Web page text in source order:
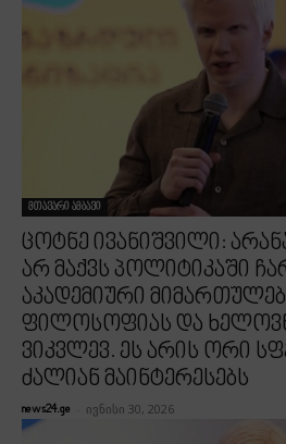
მთავარი ამბავი
ცოტნე ივანიშვილი:
არ მაქვს პოლიტიკაში
აკადემიური
ფილოსოფიას და
ვიკვლევ. ეს არის ორი
ძალიან მაინტერესებს
news24.ge ივნისი 30, 2026